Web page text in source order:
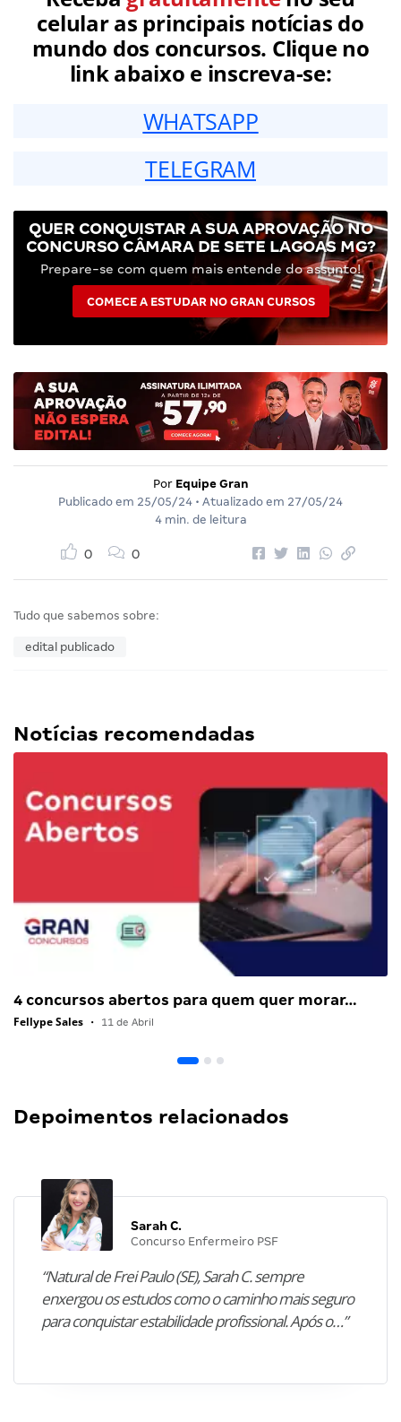
celular as principais notícias do
mundo dos concursos. Clique no
link abaixo e inscreva-se:
WHATSAPP
TELEGRAM
QUER CONQUISTAR A SUA APROVAÇÃO NO
CONCURSO CÂMARA DE SETE LAGOAS MG?
Prepare-se com quem mais entende do assunto!
COMECE A ESTUDAR NO GRAN CURSOS
Por Equipe Gran
Publicado em 25/05/24 • Atualizado em 27/05/24
4 min. de leitura
0 0
Tudo que sabemos sobre:
edital publicado
Notícias recomendadas
4 concursos abertos para quem quer morar…
Fellype Sales • 11 de Abril
Depoimentos relacionados
Sarah C.
Concurso Enfermeiro PSF
“Natural de Frei Paulo (SE), Sarah C. sempre
enxergou os estudos como o caminho mais seguro
para conquistar estabilidade profissional. Após o…”